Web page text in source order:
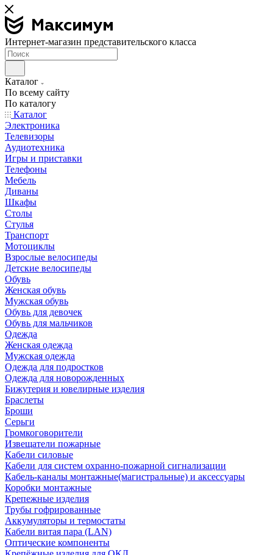
Интернет-магазин представительского класса
Каталог
По всему сайту
По каталогу
Каталог
Электроника
Телевизоры
Аудиотехника
Игры и приставки
Телефоны
Мебель
Диваны
Шкафы
Столы
Стулья
Транспорт
Мотоциклы
Взрослые велосипеды
Детские велосипеды
Обувь
Женская обувь
Мужская обувь
Обувь для девочек
Обувь для мальчиков
Одежда
Женская одежда
Мужская одежда
Одежда для подростков
Одежда для новорожденных
Бижутерия и ювелирные изделия
Браслеты
Броши
Серьги
Громкоговорители
Извещатели пожарные
Кабели силовые
Кабели для систем охранно-пожарной сигнализации
Кабель-каналы монтажные(магистральные) и аксессуары
Коробки монтажные
Крепежные изделия
Трубы гофрированные
Аккумуляторы и термостаты
Кабели витая пара (LAN)
Оптические компоненты